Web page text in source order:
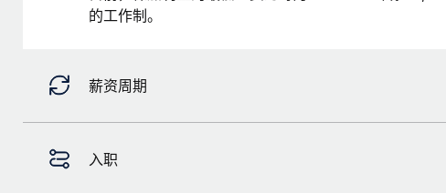
的工作制。
薪资周期
入职